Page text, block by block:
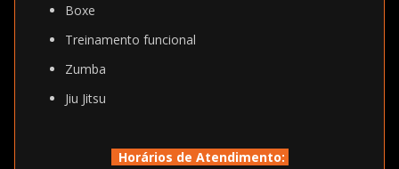
Boxe
Treinamento funcional
Zumba
Jiu Jitsu
Horários de Atendimento: